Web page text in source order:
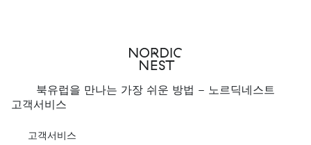
북유럽을 만나는 가장 쉬운 방법 - 노르딕네스트
고객서비스
고객서비스